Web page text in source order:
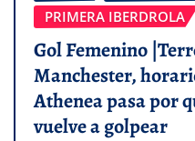
PRIMERA IBERDROLA
Gol Femenino
Manchester,
Athenea pasa por
vuelve a golpear